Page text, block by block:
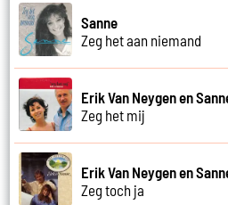
Sanne
Zeg het aan niemand
Erik Van Neygen en
Zeg het mij
Erik Van Neygen en
Zeg toch ja